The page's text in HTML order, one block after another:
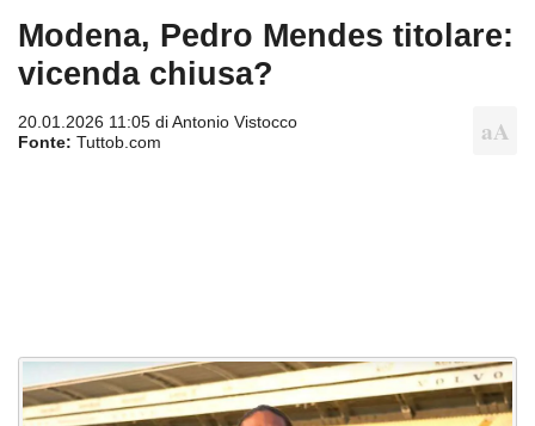
Modena, Pedro Mendes titolare:
vicenda chiusa?
20.01.2026 11:05 diAntonio Vistocco
Fonte: Tuttob.com